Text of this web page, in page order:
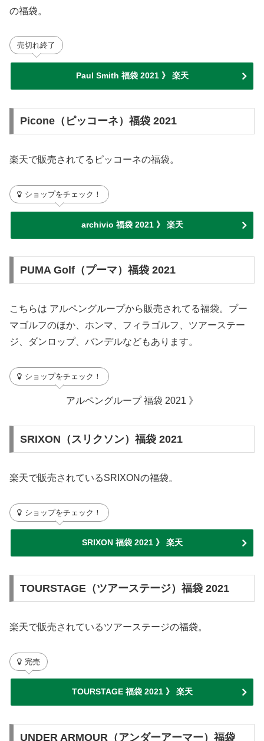
の福袋。
売切れ終了
Paul Smith 福袋 2021 》 楽天
Picone（ピッコーネ）福袋 2021
楽天で販売されてるピッコーネの福袋。
ショップをチェック！
archivio 福袋 2021 》 楽天
PUMA Golf（プーマ）福袋 2021
こちらは アルペングループから販売されてる福袋。プー
マゴルフのほか、ホンマ、フィラゴルフ、ツアーステー
ジ、ダンロップ、バンデルなどもあります。
ショップをチェック！
アルペングループ 福袋 2021 》
SRIXON（スリクソン）福袋 2021
楽天で販売されているSRIXONの福袋。
ショップをチェック！
SRIXON 福袋 2021 》 楽天
TOURSTAGE（ツアーステージ）福袋 2021
楽天で販売されているツアーステージの福袋。
完売
TOURSTAGE 福袋 2021 》 楽天
UNDER ARMOUR（アンダーアーマー）福袋